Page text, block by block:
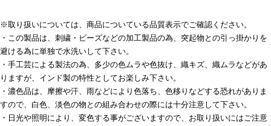
※取り扱いについては、商品についている品質表示でご確認ください。
・この製品は、刺繍・ビーズなどの加工製品の為、突起物との引っ掛かりを
避ける為に単独で水洗いして下さい。
・手工芸による製法の為、多少の色ムラや色抜け、織キズ、織ムラなどがあ
りますが、インド製の特性としてお楽しみ下さい。
・濃色品は、摩擦や汗、雨などにより色落ち、色移りなどする恐れがありま
すので、白色、淡色の物との組み合わせの際には十分注意して下さい。
・日光や照明により、変色する事がございますので、お取り扱いにはご注意